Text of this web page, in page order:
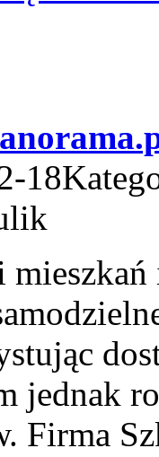
18
jednak
Firma